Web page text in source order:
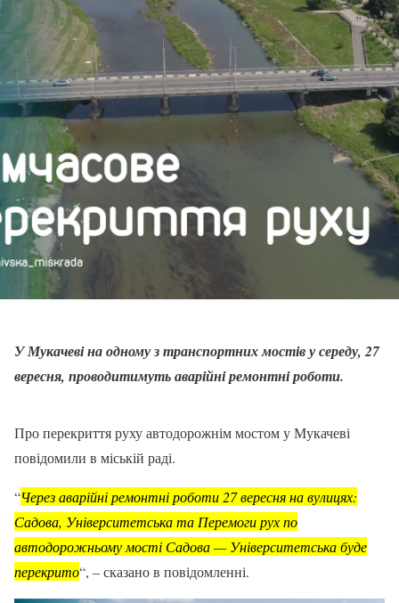
У Мукачеві на одному з транспортних мостів у середу, 27
вересня, проводитимуть аварійні ремонтні роботи.
Про перекриття руху автодорожнім мостом у Мукачеві
повідомили в міській раді.
“Через аварійні ремонтні роботи 27 вересня на вулицях:
Садова, Університетська та Перемоги рух по
автодорожньому мості Садова — Університетська буде
перекрито“, – сказано в повідомленні.